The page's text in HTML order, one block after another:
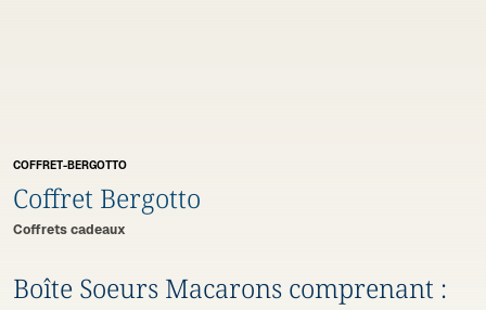
COFFRET-BERGOTTO
Coffret Bergotto
Coffrets cadeaux
Boîte Soeurs Macarons comprenant :